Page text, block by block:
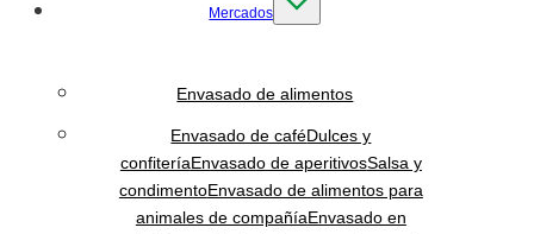
Mercados
Envasado de alimentos
Envasado de caféDulces y
confiteríaEnvasado de aperitivosSalsa y
condimentoEnvasado de alimentos para
animales de compañíaEnvasado en